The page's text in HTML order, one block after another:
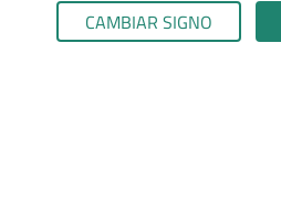
CAMBIAR SIGNO